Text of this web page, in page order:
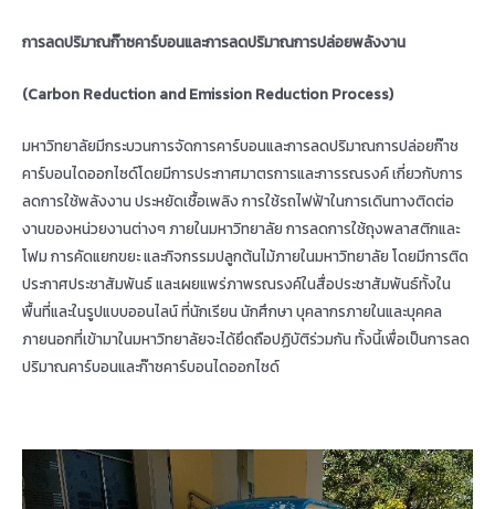
การลดปริมาณก๊าซคาร์บอนและการลดปริมาณการปล่อยพลังงาน
(Carbon Reduction and Emission Reduction Process)
มหาวิทยาลัยมีกระบวนการจัดการคาร์บอนและการลดปริมาณการปล่อยก๊าช
คาร์บอนไดออกไซด์โดยมีการประกาศมาตรการและการรณรงค์ เกี่ยวกับการ
ลดการใช้พลังงาน ประหยัดเชื้อเพลิง การใช้รถไฟฟ้าในการเดินทางติดต่อ
งานของหน่วยงานต่างๆ ภายในมหาวิทยาลัย การลดการใช้ถุงพลาสติกและ
โฟม การคัดแยกขยะ และกิจกรรมปลูกต้นไม้ภายในมหาวิทยาลัย โดยมีการติด
ประกาศประชาสัมพันธ์ และเผยแพร่ภาพรณรงค์ในสื่อประชาสัมพันธ์ทั้งใน
พื้นที่และในรูปแบบออนไลน์ ที่นักเรียน นักศึกษา บุคลากรภายในและบุคคล
ภายนอกที่เข้ามาในมหาวิทยาลัยจะได้ยึดถือปฏิบัติร่วมกัน ทั้งนี้เพื่อเป็นการลด
ปริมาณคาร์บอนและก๊าซคาร์บอนไดออกไซด์